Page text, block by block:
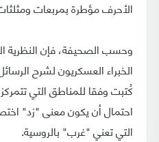
الأحرف مؤطرة بمربعات
وحسب الصحيفة، فإن النظرية
الخبراء العسكريون لشرح
كُتبت وفقا للمناطق التي
التي تعني "غرب" بالروسية.